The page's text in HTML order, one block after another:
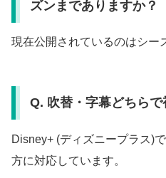
ズンまでありますか？
現在公開されているのはシー
Q. 吹替・字幕どちらで
Disney+ (ディズニープラス)
方に対応しています。